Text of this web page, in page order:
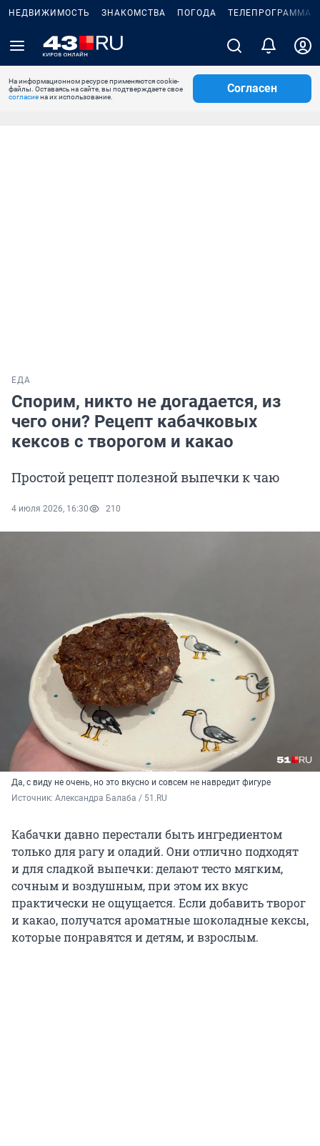
НЕДВИЖИМОСТЬ ЗНАКОМСТВА ПОГОДА ТЕЛЕПРОГРАММА
На информационном ресурсе применяются cookie-
файлы. Оставаясь на сайте, вы подтверждаете свое
согласиена их использование.
Согласен
ЕДА
Спорим, никто не догадается, из
чего они? Рецепт кабачковых
кексов с творогом и какао
Простой рецепт полезной выпечки к чаю
4 июля 2026, 16:30 210
Да, с виду не очень, но это вкусно и совсем не навредит фигуре
Источник: Александра Балаба / 51.RU
Кабачки давно перестали быть ингредиентом
только для рагу и оладий. Они отлично подходят
и для сладкой выпечки: делают тесто мягким,
сочным и воздушным, при этом их вкус
практически не ощущается. Если добавить творог
и какао, получатся ароматные шоколадные кексы,
которые понравятся и детям, и взрослым.